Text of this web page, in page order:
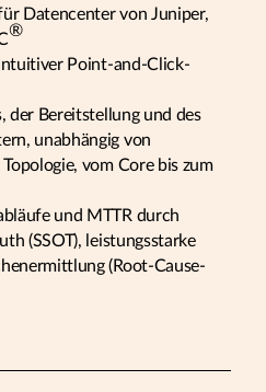
Datencenter von Juniper,
®
Point-and-Click-
der Bereitstellung und des
unabhängig von
vom Core bis zum
und MTTR durch
(SSOT), leistungsstarke
(Root-Cause-